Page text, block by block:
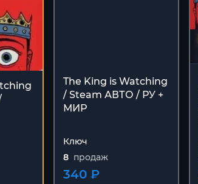
The King is Watching
/ Steam АВТО / РУ +
МИР
Ключ
8 продаж
340 ₽